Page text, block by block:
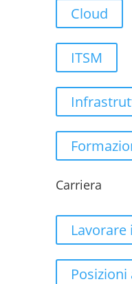
Cloud
ITSM
Carriera
Lavorare